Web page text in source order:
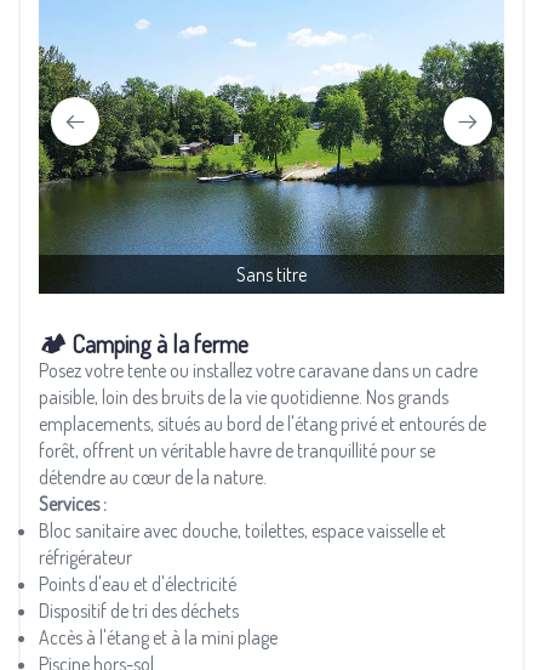
Sans titre
🏕️ Camping à la ferme
Posez votre tente ou installez votre caravane dans un cadre
paisible, loin des bruits de la vie quotidienne. Nos grands
emplacements, situés au bord de l'étang privé et entourés de
forêt, offrent un véritable havre de tranquillité pour se
détendre au cœur de la nature.
Services :
Bloc sanitaire avec douche, toilettes, espace vaisselle et
réfrigérateur
Points d'eau et d'électricité
Dispositif de tri des déchets
Accès à l'étang et à la mini plage
Piscine hors-sol